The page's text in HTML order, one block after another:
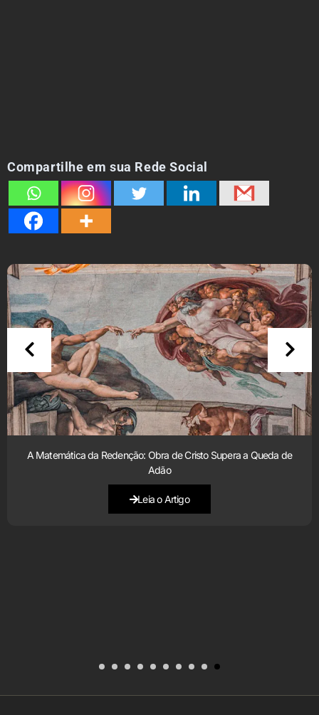
Compartilhe em sua Rede Social
A Matemática da Redenção: Obra de Cristo Supera a Queda de
Adão
Leia o Artigo